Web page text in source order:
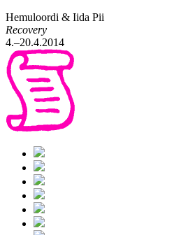
Hemuloordi & Iida Pii
Recovery
4.–20.4.2014